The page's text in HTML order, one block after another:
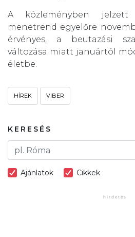
A közleményben jelzett
menetrend egyelőre
érvényes, a beutazási
változása miatt januártól
életbe.
HÍREK VIBER
KERESÉS
Ajánlatok Cikkek